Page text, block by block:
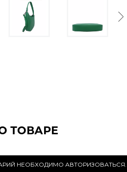
Next
ТОВАРЕ
НЕОБХОДИМО АВТОРИЗОВАТЬСЯ.